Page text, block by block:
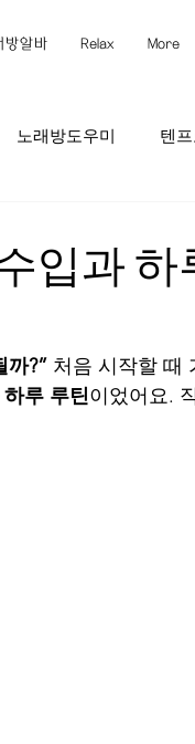
방알바 Relax More
노래방도우미 텐
웨디시 역삼동스웨
입과 하
까?” 처음 시작할 때
루 루틴이었어요.